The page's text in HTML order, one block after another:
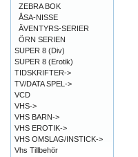
ZEBRA BOK
ÅSA-NISSE
ÄVENTYRS-SERIER
ÖRN SERIEN
SUPER 8 (Div)
SUPER 8 (Erotik)
TIDSKRIFTER->
TV/DATA SPEL->
VCD
VHS->
VHS BARN->
VHS EROTIK->
VHS OMSLAG/INSTICK->
Vhs Tillbehör